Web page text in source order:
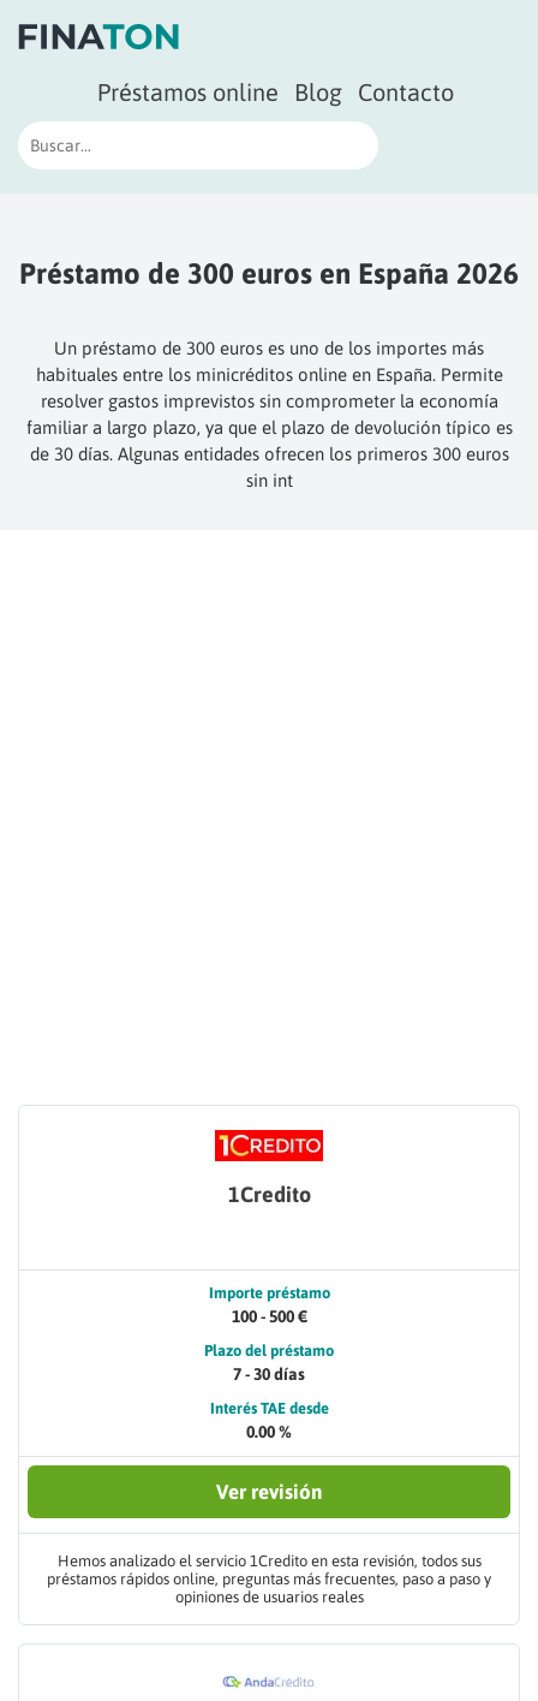
Préstamos online Blog Contacto
Préstamo de 300 euros en España 2026
Un préstamo de 300 euros es uno de los importes más
habituales entre los minicréditos online en España. Permite
resolver gastos imprevistos sin comprometer la economía
familiar a largo plazo, ya que el plazo de devolución típico es
de 30 días. Algunas entidades ofrecen los primeros 300 euros
sin int
1Credito
Importe préstamo
100 - 500 €
Plazo del préstamo
7 - 30 días
Interés TAE desde
0.00 %
Ver revisión
Hemos analizado el servicio 1Credito en esta revisión, todos sus
préstamos rápidos online, preguntas más frecuentes, paso a paso y
opiniones de usuarios reales